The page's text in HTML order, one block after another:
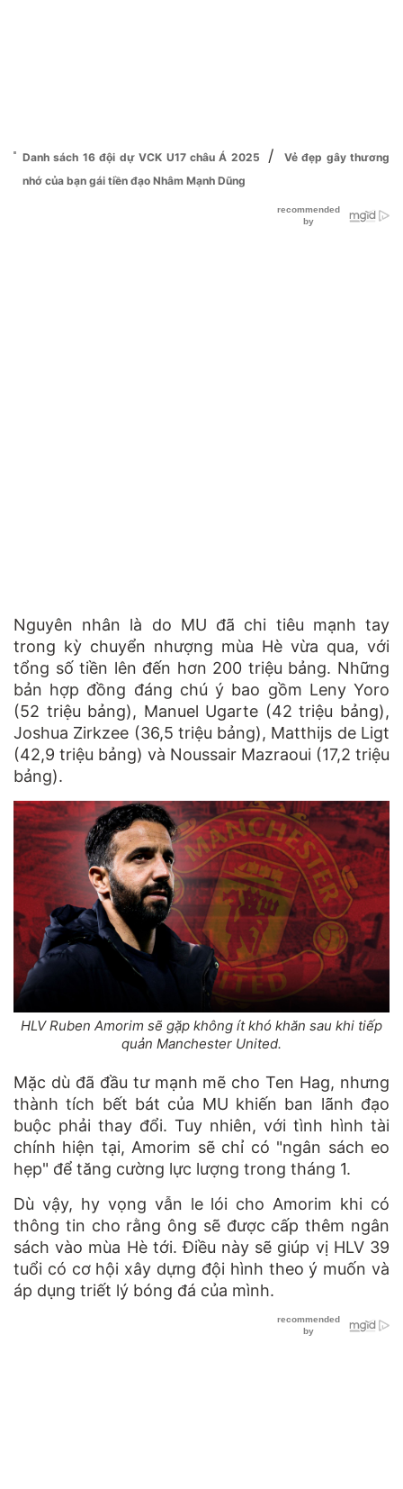
Danh sách 16 đội dự VCK U17 châu Á 2025 /
Vẻ đẹp gây thương
nhớ của bạn gái tiền đạo Nhâm Mạnh Dũng
Nguyên nhân là do MU đã chi tiêu mạnh tay
trong kỳ chuyển nhượng mùa Hè vừa qua, với
tổng số tiền lên đến hơn 200 triệu bảng. Những
bản hợp đồng đáng chú ý bao gồm Leny Yoro
(52 triệu bảng), Manuel Ugarte (42 triệu bảng),
Joshua Zirkzee (36,5 triệu bảng), Matthijs de Ligt
(42,9 triệu bảng) và Noussair Mazraoui (17,2 triệu
bảng).
HLV Ruben Amorim sẽ gặp không ít khó khăn sau khi tiếp
quản Manchester United.
Mặc dù đã đầu tư mạnh mẽ cho Ten Hag, nhưng
thành tích bết bát của MU khiến ban lãnh đạo
buộc phải thay đổi. Tuy nhiên, với tình hình tài
chính hiện tại, Amorim sẽ chỉ có "ngân sách eo
hẹp" để tăng cường lực lượng trong tháng 1.
Dù vậy, hy vọng vẫn le lói cho Amorim khi có
thông tin cho rằng ông sẽ được cấp thêm ngân
sách vào mùa Hè tới. Điều này sẽ giúp vị HLV 39
tuổi có cơ hội xây dựng đội hình theo ý muốn và
áp dụng triết lý bóng đá của mình.